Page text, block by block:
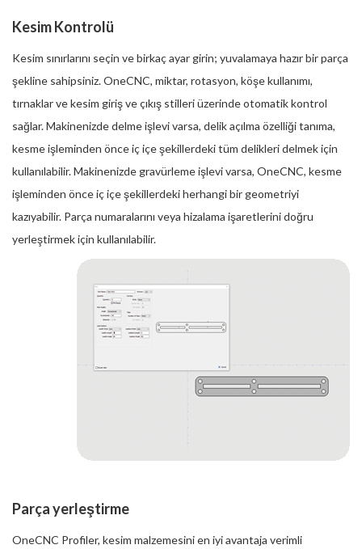
Kesim Kontrolü
Kesim sınırlarını seçin ve birkaç ayar girin; yuvalamaya hazır bir parça
şekline sahipsiniz. OneCNC, miktar, rotasyon, köşe kullanımı,
tırnaklar ve kesim giriş ve çıkış stilleri üzerinde otomatik kontrol
sağlar. Makinenizde delme işlevi varsa, delik açılma özelliği tanıma,
kesme işleminden önce iç içe şekillerdeki tüm delikleri delmek için
kullanılabilir. Makinenizde gravürleme işlevi varsa, OneCNC, kesme
işleminden önce iç içe şekillerdeki herhangi bir geometriyi
kazıyabilir. Parça numaralarını veya hizalama işaretlerini doğru
yerleştirmek için kullanılabilir.
Parça yerleştirme
OneCNC Profiler, kesim malzemesini en iyi avantaja verimli